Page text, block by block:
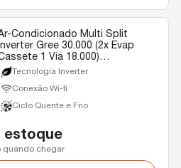
Condicionado Multi Split
Gree 30.000 (2x Evap
1 Via 18.000)
Quente/Frio 220V
Tecnologia Inverter
Conexão Wi-fi
Ciclo Quente e Frio
estoque
quando chegar